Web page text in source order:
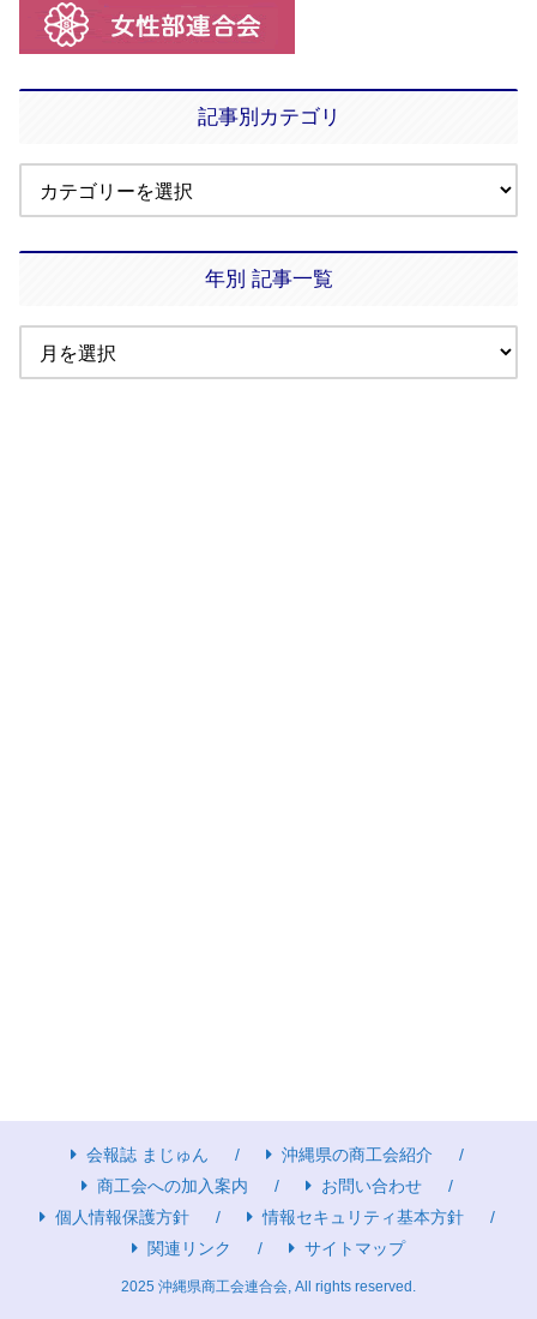
記事別カテゴリ
年別 記事一覧
会報誌 まじゅん
沖縄県の商工会紹介
商工会への加入案内
お問い合わせ
個人情報保護方針
情報セキュリティ基本方針
関連リンク
サイトマップ
2025 沖縄県商工会連合会, All rights reserved.